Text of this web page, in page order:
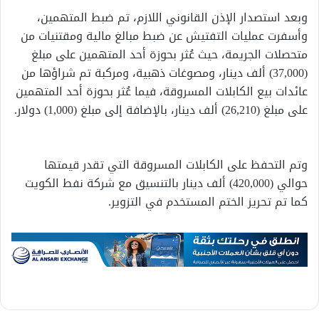
وبعد استصدار الإذن القانوني اللازم، تم ضبط المتهمين،
وأسفرت عمليات التفتيش عن ضبط مبالغ مالية ومقتنيات من
متحصلات الجريمة، حيث عُثر بحوزة أحد المتهمين على مبلغ
(37,000) ألف دينار، ومصوغات ذهبية، ومركبة تم شراؤها من
عائدات بيع الكابلات المسروقة، فيما عُثر بحوزة أحد المتهمين
على مبلغ (26,210) ألف دينار، بالإضافة إلى مبلغ (1,000) دولار.
وتم التحفظ على الكابلات المسروقة التي تقدر قيمتها
حوالي (420,000) ألف دينار بالتنسيق مع شركة نفط الكويت
كما تم تحريز الختم المستخدم في التزوير.